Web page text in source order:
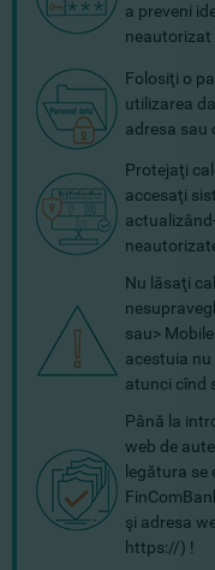
a preveni
neautorizat
Folosiţi o
utilizarea
adresa sau
Protejaţi
accesaţi
Nu lăsaţi
sau>
acestuia
atunci cînd
Până la
web de
legătura se
şi adresa
https://) !